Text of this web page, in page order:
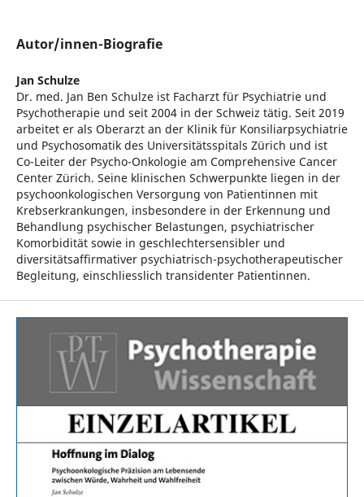
Autor/innen-Biografie
Jan Schulze
Dr. med. Jan Ben Schulze ist Facharzt für Psychiatrie und
Psychotherapie und seit 2004 in der Schweiz tätig. Seit 2019
arbeitet er als Oberarzt an der Klinik für Konsiliarpsychiatrie
und Psychosomatik des Universitätsspitals Zürich und ist
Co-Leiter der Psycho-Onkologie am Comprehensive Cancer
Center Zürich. Seine klinischen Schwerpunkte liegen in der
psychoonkologischen Versorgung von Patientinnen mit
Krebserkrankungen, insbesondere in der Erkennung und
Behandlung psychischer Belastungen, psychiatrischer
Komorbidität sowie in geschlechtersensibler und
diversitätsaffirmativer psychiatrisch-psychotherapeutischer
Begleitung, einschliesslich transidenter Patientinnen.